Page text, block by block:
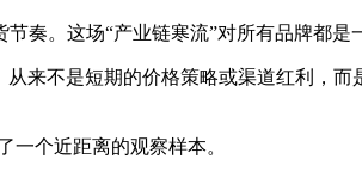
奏。这场“产业链寒流”对所有品牌都是
来不是短期的价格策略或渠道红利，
一个近距离的观察样本。